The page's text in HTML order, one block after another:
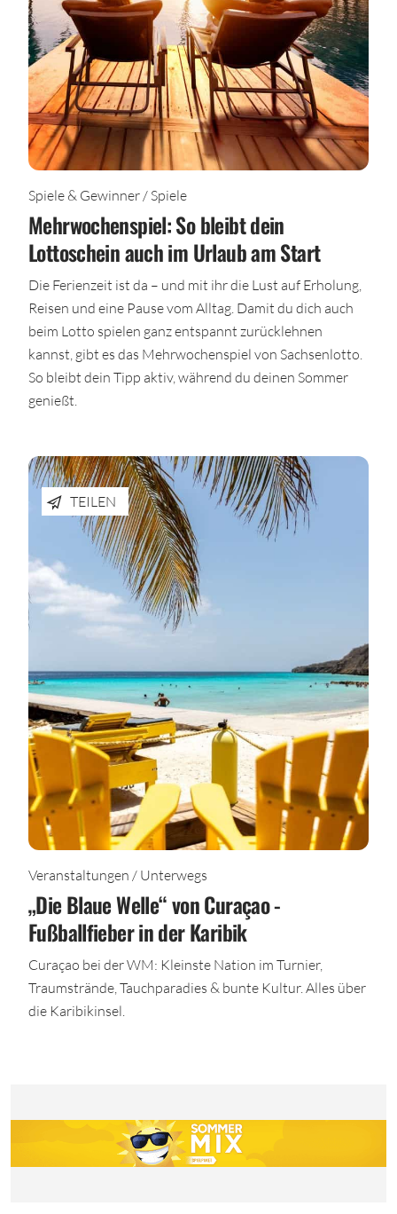
Spiele & Gewinner / Spiele
Mehrwochenspiel: So bleibt dein
Lottoschein auch im Urlaub am Start
Die Ferienzeit ist da – und mit ihr die Lust auf Erholung,
Reisen und eine Pause vom Alltag. Damit du dich auch
beim Lotto spielen ganz entspannt zurücklehnen
kannst, gibt es das Mehrwochenspiel von Sachsenlotto.
So bleibt dein Tipp aktiv, während du deinen Sommer
genießt.
TEILEN
Veranstaltungen / Unterwegs
„Die Blaue Welle“ von Curaçao -
Fußballfieber in der Karibik
Curaçao bei der WM: Kleinste Nation im Turnier,
Traumstrände, Tauchparadies & bunte Kultur. Alles über
die Karibikinsel.